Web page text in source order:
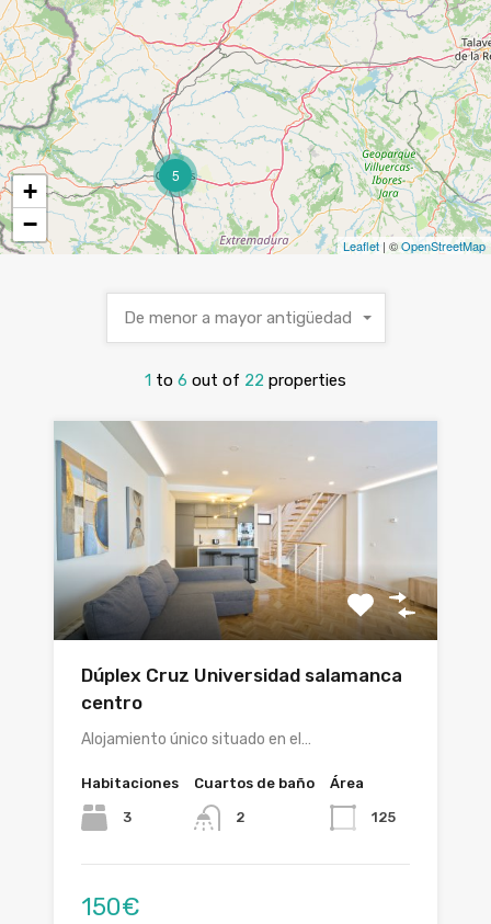
5
+
−
Leaflet | ©OpenStreetMap
1 to 6 out of 22 properties
De menor a mayor antigüedad
Dúplex Cruz Universidad salamanca
centro
Alojamiento único situado en el…
Habitaciones
3
Cuartos de baño
2
Área
125
150€